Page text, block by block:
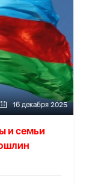
16 декабря 2025
и семьи